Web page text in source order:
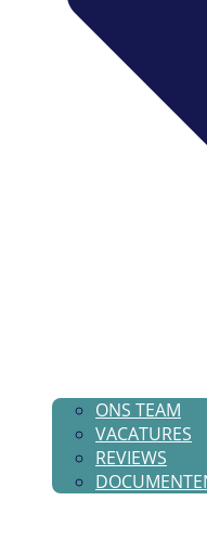
ONS TEAM
VACATURES
REVIEWS